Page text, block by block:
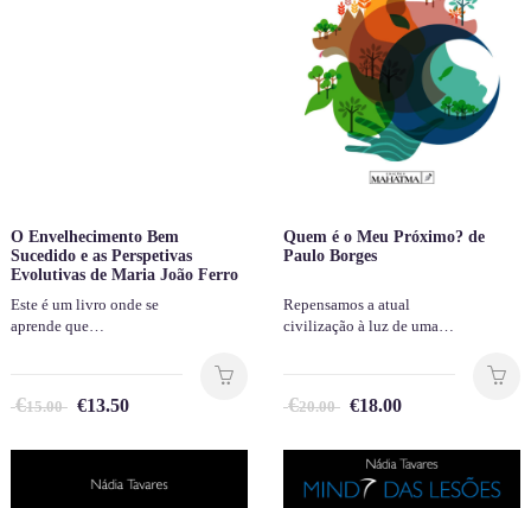
O Envelhecimento Bem
Sucedido e as Perspetivas
Evolutivas de Maria João Ferro
Este é um livro onde se
aprende que…
€15.00 €13.50
Quem é o Meu Próximo? de
Paulo Borges
Repensamos a atual
civilização à luz de uma…
€20.00 €18.00